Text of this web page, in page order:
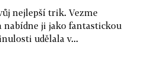
nejlepší trik. Vezme
ji jako fantastickou
udělala v...